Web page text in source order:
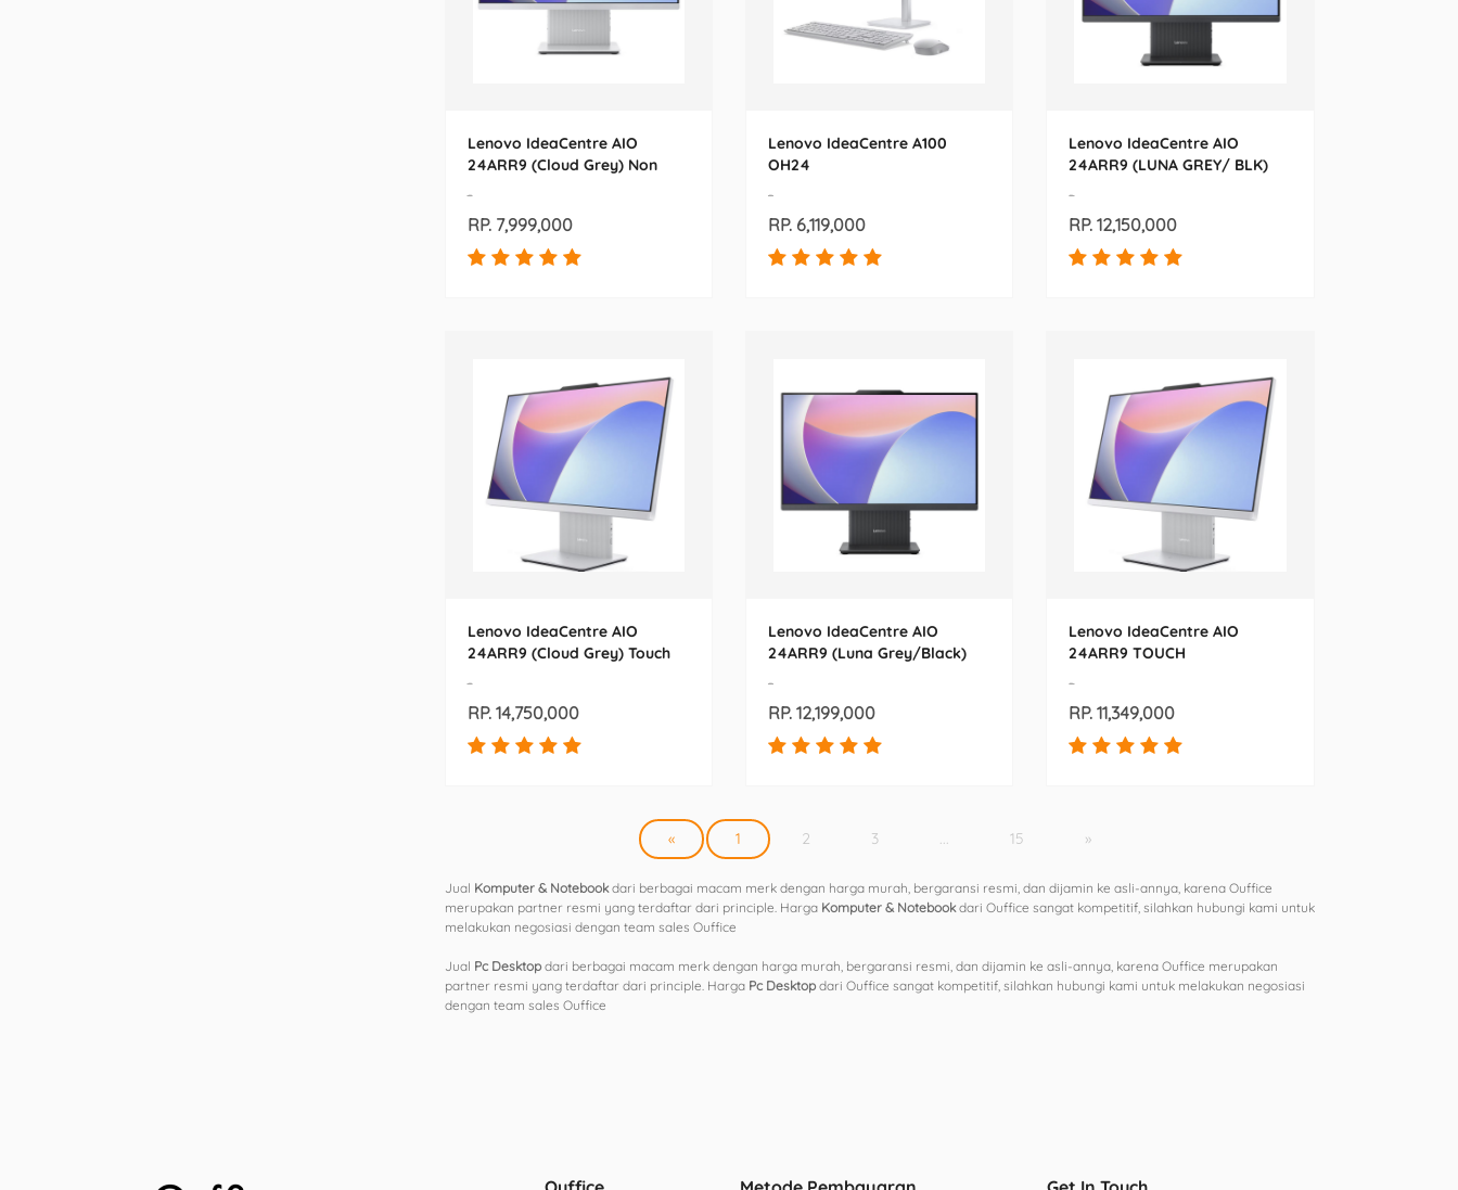
Lenovo IdeaCentre AIO
24ARR9 (Cloud Grey) Non
-
RP. 7,999,000
Lenovo IdeaCentre A100
OH24
-
RP. 6,119,000
Lenovo IdeaCentre AIO
24ARR9 (LUNA GREY/ BLK)
-
RP. 12,150,000
Lenovo IdeaCentre AIO
24ARR9 (Cloud Grey) Touch
-
RP. 14,750,000
Lenovo IdeaCentre AIO
24ARR9 (Luna Grey/Black)
-
RP. 12,199,000
Lenovo IdeaCentre AIO
24ARR9 TOUCH
-
RP. 11,349,000
« 1 2 3 15 »
Jual Komputer & Notebook dari berbagai macam merk dengan harga murah, bergaransi resmi, dan dijamin ke asli-annya, karena Ouffice
merupakan partner resmi yang terdaftar dari principle. Harga Komputer & Notebook dari Ouffice sangat kompetitif, silahkan hubungi kami untuk
melakukan negosiasi dengan team sales Ouffice
Jual Pc Desktop dari berbagai macam merk dengan harga murah, bergaransi resmi, dan dijamin ke asli-annya, karena Ouffice merupakan
partner resmi yang terdaftar dari principle. Harga Pc Desktop dari Ouffice sangat kompetitif, silahkan hubungi kami untuk melakukan negosiasi
dengan team sales Ouffice